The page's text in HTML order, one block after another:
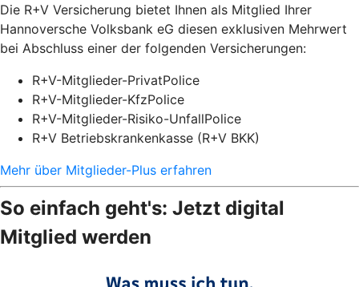
Die R+V Versicherung bietet Ihnen als Mitglied Ihrer
Hannoversche Volksbank eG diesen exklusiven Mehrwert
bei Abschluss einer der folgenden Versicherungen:
R+V-Mitglieder-PrivatPolice
R+V-Mitglieder-KfzPolice
R+V-Mitglieder-Risiko-UnfallPolice
R+V Betriebskrankenkasse (R+V BKK)
Mehr über Mitglieder-Plus erfahren
So einfach geht's: Jetzt digital
Mitglied werden